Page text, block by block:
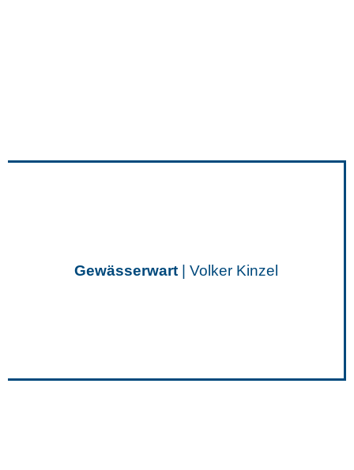
Gewässerwart| Volker Kinzel